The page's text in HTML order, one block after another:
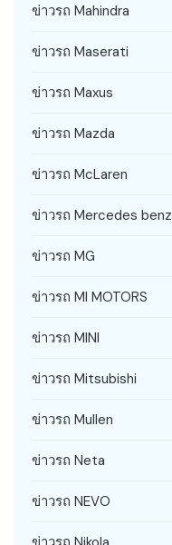
ข่าวรถ Mahindra
ข่าวรถ Maserati
ข่าวรถ Maxus
ข่าวรถ Mazda
ข่าวรถ McLaren
ข่าวรถ Mercedes benz
ข่าวรถ MG
ข่าวรถ MI MOTORS
ข่าวรถ MINI
ข่าวรถ Mitsubishi
ข่าวรถ Mullen
ข่าวรถ Neta
ข่าวรถ NEVO